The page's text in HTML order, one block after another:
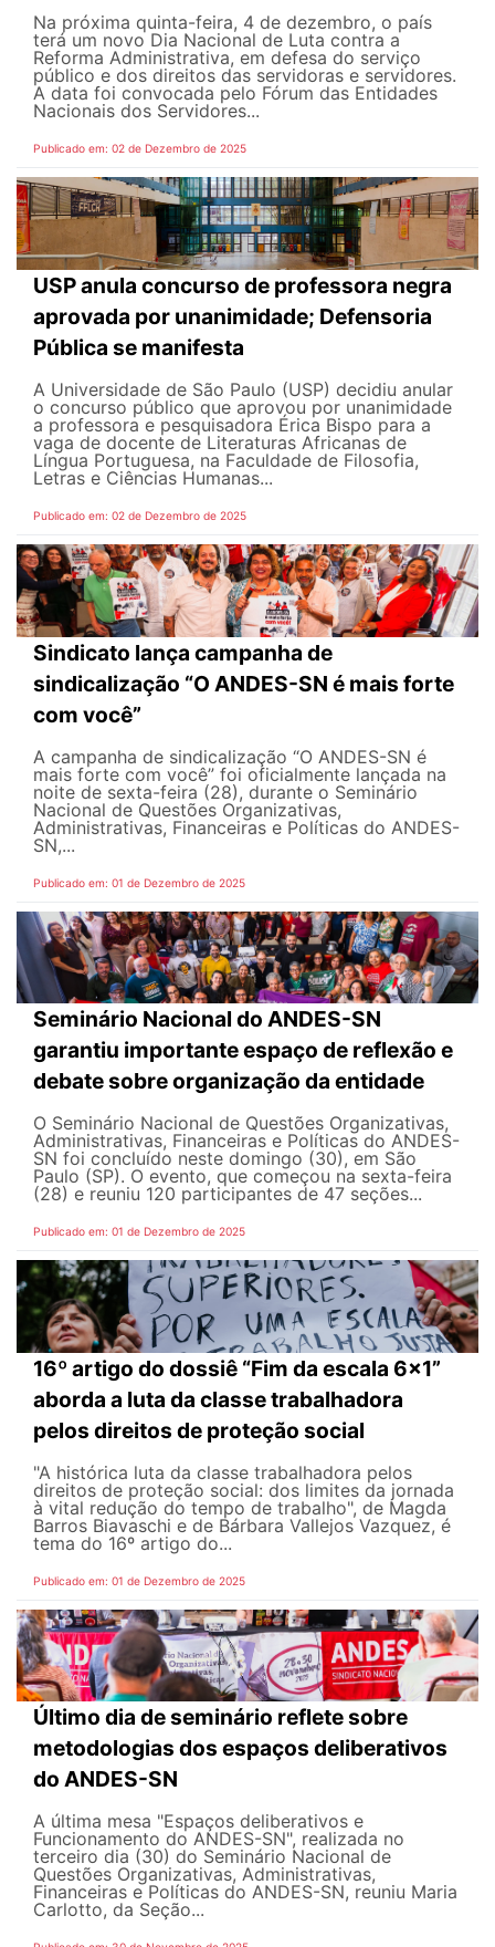
Na próxima quinta-feira, 4 de dezembro, o país
terá um novo Dia Nacional de Luta contra a
Reforma Administrativa, em defesa do serviço
público e dos direitos das servidoras e servidores.
A data foi convocada pelo Fórum das Entidades
Nacionais dos Servidores...
Publicado em: 02 de Dezembro de 2025
USP anula concurso de professora negra
aprovada por unanimidade; Defensoria
Pública se manifesta
A Universidade de São Paulo (USP) decidiu anular
o concurso público que aprovou por unanimidade
a professora e pesquisadora Érica Bispo para a
vaga de docente de Literaturas Africanas de
Língua Portuguesa, na Faculdade de Filosofia,
Letras e Ciências Humanas...
Publicado em: 02 de Dezembro de 2025
Sindicato lança campanha de
sindicalização “O ANDES-SN é mais forte
com você”
A campanha de sindicalização “O ANDES-SN é
mais forte com você” foi oficialmente lançada na
noite de sexta-feira (28), durante o Seminário
Nacional de Questões Organizativas,
Administrativas, Financeiras e Políticas do ANDES-
SN,...
Publicado em: 01 de Dezembro de 2025
Seminário Nacional do ANDES-SN
garantiu importante espaço de reflexão e
debate sobre organização da entidade
O Seminário Nacional de Questões Organizativas,
Administrativas, Financeiras e Políticas do ANDES-
SN foi concluído neste domingo (30), em São
Paulo (SP). O evento, que começou na sexta-feira
(28) e reuniu 120 participantes de 47 seções...
Publicado em: 01 de Dezembro de 2025
16º artigo do dossiê “Fim da escala 6x1”
aborda a luta da classe trabalhadora
pelos direitos de proteção social
"A histórica luta da classe trabalhadora pelos
direitos de proteção social: dos limites da jornada
à vital redução do tempo de trabalho", de Magda
Barros Biavaschi e de Bárbara Vallejos Vazquez, é
tema do 16º artigo do...
Publicado em: 01 de Dezembro de 2025
Último dia de seminário reflete sobre
metodologias dos espaços deliberativos
do ANDES-SN
A última mesa "Espaços deliberativos e
Funcionamento do ANDES-SN", realizada no
terceiro dia (30) do Seminário Nacional de
Questões Organizativas, Administrativas,
Financeiras e Políticas do ANDES-SN, reuniu Maria
Carlotto, da Seção...